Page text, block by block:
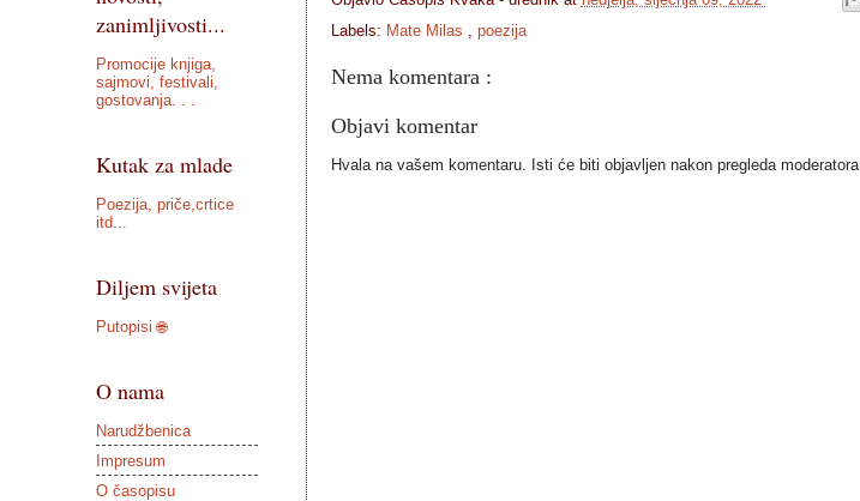
Labels: Mate Milas , poezija
Nema komentara :
Objavi komentar
Hvala na vašem komentaru. Isti će biti objavljen nakon pregleda moderatora.
zanimljivosti...
Promocije knjiga,
sajmovi, festivali,
gostovanja. . .
Kutak za mlade
Poezija, priče,crtice
itd...
Diljem svijeta
Putopisi 🌐
O nama
Narudžbenica
Impresum
O časopisu